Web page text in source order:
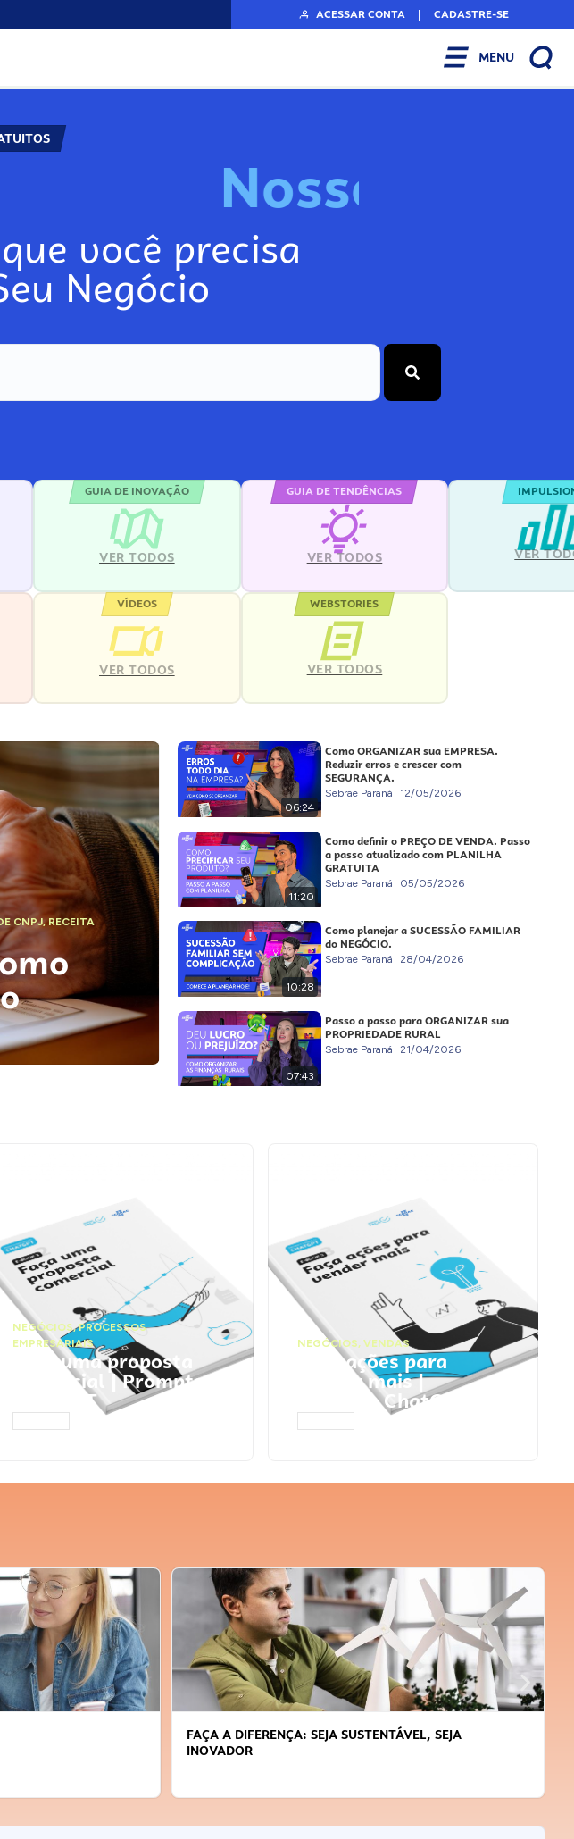
ACESSAR CONTA | CADASTRE-SE
MENU
Nosso
você precisa
Negócio
GUIA DE INOVAÇÃO
VER TODOS
GUIA DE TENDÊNCIAS
VER TODOS VER
VÍDEOS
VER TODOS
WEBSTORIES
VER TODOS
CNPJ,RECEITA
06:24
Como ORGANIZAR sua EMPRESA.
Reduzir erros e crescer com
SEGURANÇA.
Sebrae Paraná 12/05/2026
11:20
Como definir o PREÇO DE VENDA. Passo
a passo atualizado com PLANILHA
GRATUITA
Sebrae Paraná 05/05/2026
10:28
Como planejar a SUCESSÃO FAMILIAR
do NEGÓCIO.
Sebrae Paraná 28/04/2026
07:43
Passo a passo para ORGANIZAR sua
PROPRIEDADE RURAL
Sebrae Paraná 21/04/2026
NEGÓCIOS,PROCESSOS
EMPRESARIAIS
Faça uma proposta
comercial | Prompts
ChatGPT
NEGÓCIOS, VENDAS
Faça ações para
vender mais |
Prompts ChatGPT
FAÇA A DIFERENÇA: SEJA SUSTENTÁVEL, SEJA
INOVADOR